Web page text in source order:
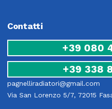
Contatti
+39 080
+39 338
pagnelliradiatori@gmail.com
Via San Lorenzo 5/7, 72015